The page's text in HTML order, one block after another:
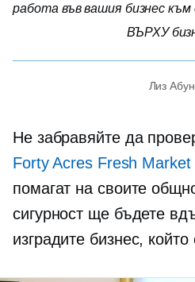
работа във вашия бизнес
ВЪРХУ
Лиз
Не забравяйте да
Forty Acres Fresh Market
помагат на своите
сигурност ще бъдете
изградите бизнес,